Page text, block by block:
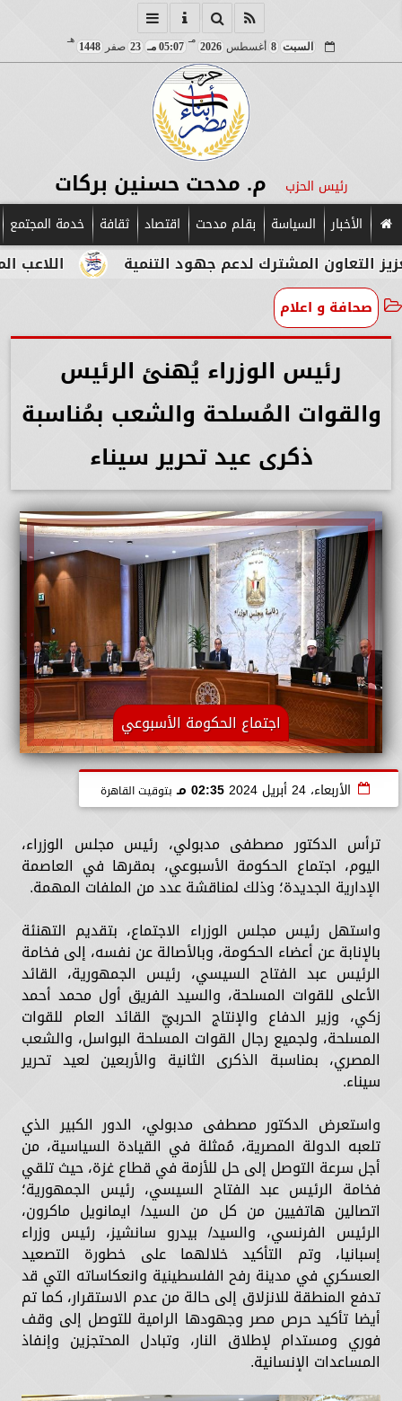
السبت 8 أغسطس 2026
مـ
05:07 مـ 23 صفر 1448
هـ
رئيس الحزب م. مدحت حسنين بركات
الأخبار السياسة بقلم مدحت اقتصاد ثقافة خدمة المجتمع
اللاعب المصري المشترك لدعم جهود التنمية
صحافة و اعلام
رئيس الوزراء يُهنئ الرئيس
والقوات المُسلحة والشعب بمُناسبة
ذكرى عيد تحرير سيناء
اجتماع الحكومة الأسبوعي
الأربعاء، 24 أبريل 2024 02:35 مـ بتوقيت القاهرة
ترأس الدكتور مصطفى مدبولي، رئيس مجلس الوزراء،
اليوم، اجتماع الحكومة الأسبوعي، بمقرها في العاصمة
الإدارية الجديدة؛ وذلك لمناقشة عدد من الملفات المهمة.
واستهل رئيس مجلس الوزراء الاجتماع، بتقديم التهنئة
بالإنابة عن أعضاء الحكومة، وبالأصالة عن نفسه، إلى فخامة
الرئيس عبد الفتاح السيسي، رئيس الجمهورية، القائد
الأعلى للقوات المسلحة، والسيد الفريق أول محمد أحمد
زكي، وزير الدفاع والإنتاج الحربيّ القائد العام للقوات
المسلحة، ولجميع رجال القوات المسلحة البواسل، والشعب
المصري، بمناسبة الذكرى الثانية والأربعين لعيد تحرير
سيناء.
واستعرض الدكتور مصطفى مدبولي، الدور الكبير الذي
تلعبه الدولة المصرية، مُمثلة في القيادة السياسية، من
أجل سرعة التوصل إلى حل للأزمة في قطاع غزة، حيث تلقي
فخامة الرئيس عبد الفتاح السيسي، رئيس الجمهورية؛
اتصالين هاتفيين من كل من السيد/ ايمانويل ماكرون،
الرئيس الفرنسي، والسيد/ بيدرو سانشيز، رئيس وزراء
إسبانيا، وتم التأكيد خلالهما على خطورة التصعيد
العسكري في مدينة رفح الفلسطينية وانعكاساته التي قد
تدفع المنطقة للانزلاق إلى حالة من عدم الاستقرار، كما تم
أيضا تأكيد حرص مصر وجهودها الرامية للتوصل إلى وقف
فوري ومستدام لإطلاق النار، وتبادل المحتجزين وإنفاذ
المساعدات الإنسانية.